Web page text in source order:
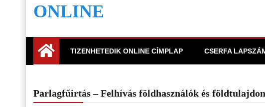
ONLINE
TIZENHETEDIK ONLINE CÍMPLAP CSERFA
Parlagfűirtás – Felhívás földhasználók és